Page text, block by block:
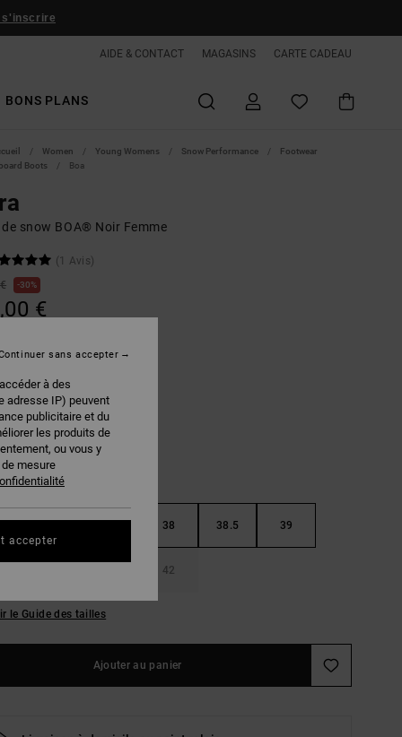
s'inscrire
AIDE & CONTACT MAGASINS CARTE CADEAU
BONS PLANS
Women Young Womens Snow Performance
Footwear
Boots
Boa
snow BOA® Noir Femme
(1 Avis)
30%
€
Black/white
38 38.5 39
42
le Guide des tailles
Ajouter au panier
à des
adresse IP) peuvent
publicitaire et du
les produits de
ou vous y
mesure
sans accepter
accepter